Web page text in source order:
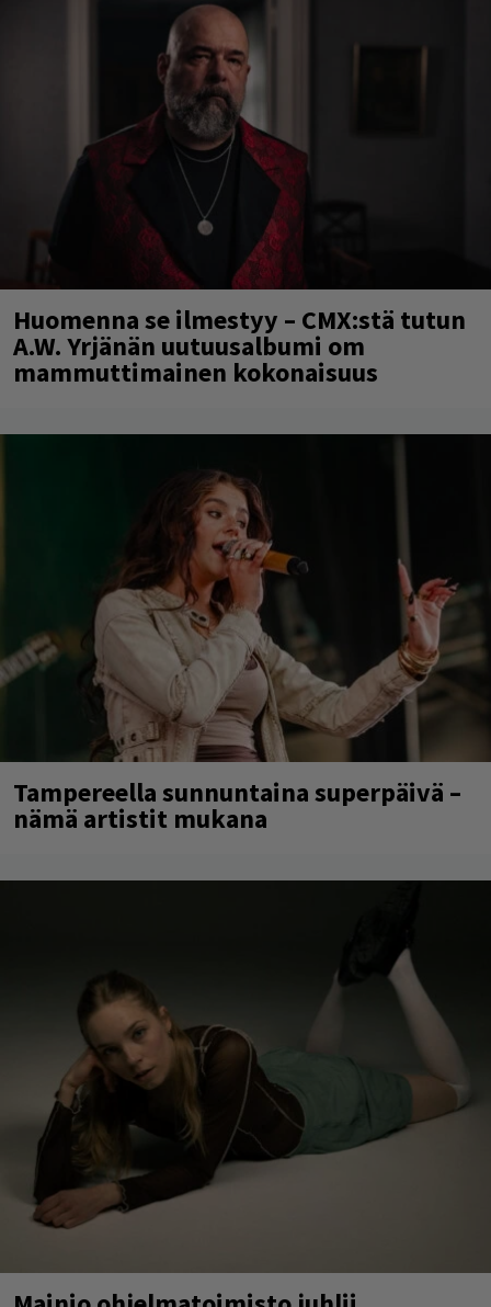
Huomenna se ilmestyy – CMX:stä tutun
A.W. Yrjänän uutuusalbumi om
mammuttimainen kokonaisuus
Tampereella sunnuntaina superpäivä –
nämä artistit mukana